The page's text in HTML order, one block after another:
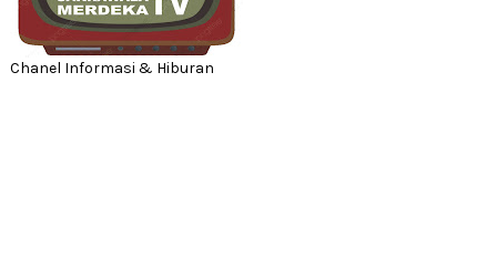
Chanel Informasi & Hiburan